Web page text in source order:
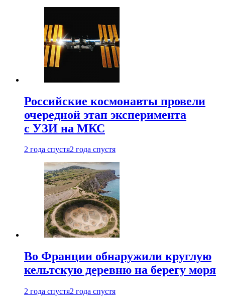
Российские космонавты провели
очередной этап эксперимента
с УЗИ на МКС
2 года спустя2 года спустя
Во Франции обнаружили круглую
кельтскую деревню на берегу моря
2 года спустя2 года спустя